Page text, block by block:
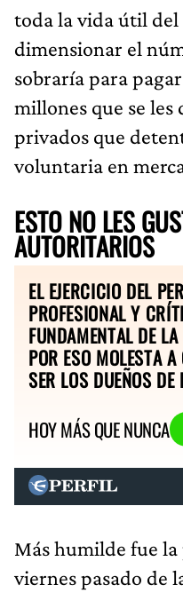
toda la vida útil del
dimensionar el
sobraría para
millones que se les
privados que
voluntaria en
ESTO NO LES
AUTORITARIOS
EL EJERCICIO DEL
PROFESIONAL Y
FUNDAMENTAL DE
POR ESO MOLESTA A
SER LOS DUEÑOS
HOY MÁS QUE NUNCA
Más humilde fue
viernes pasado de